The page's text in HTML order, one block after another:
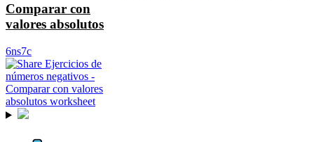
Comparar con
valores absolutos
6ns7c